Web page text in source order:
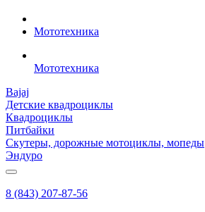
Мототехника
Мототехника
Bajaj
Детские квадроциклы
Квадроциклы
Питбайки
Скутеры, дорожные мотоциклы, мопеды
Эндуро
8 (843) 207-87-56